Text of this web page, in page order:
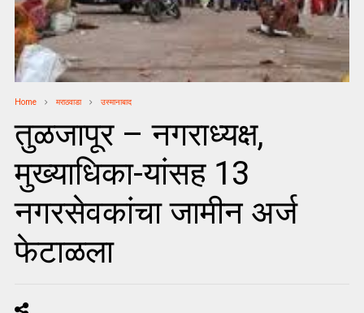
Home मराठवाडा उस्मानाबाद
तुळजापूर – नगराध्यक्ष,
मुख्याधिका-यांसह 13
नगरसेवकांचा जामीन अर्ज
फेटाळला